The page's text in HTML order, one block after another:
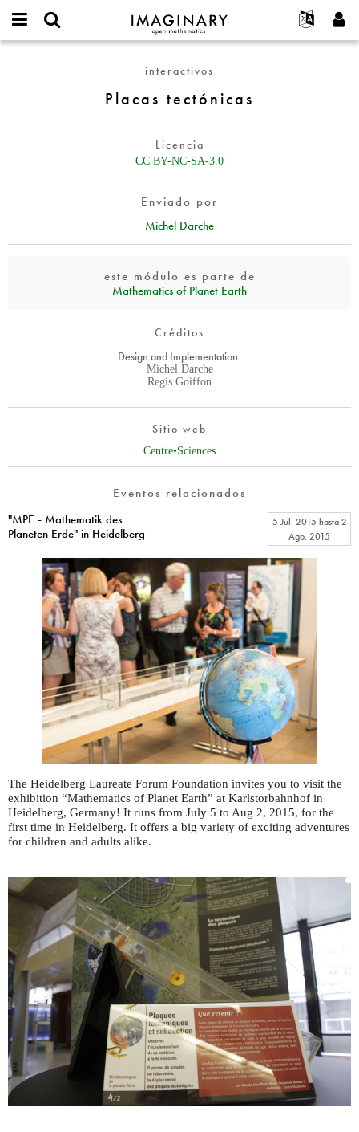
IMAGINARY
open
Français
Deutsch
Español
Türkçe
Programas
Galerías
Películas
Textos
Exposiciones
Más...
Proyectos
Participar
Crear nueva cuenta
Solicitar una nueva contraseña
interactivos
Placas tectónicas
Licencia
CC BY-NC-SA-3.0
Enviado por
Michel Darche
este módulo es parte de
Mathematics of Planet Earth
Créditos
Design and Implementation
Michel Darche
Regis Goiffon
Sitio web
Centre•Sciences
Eventos relacionados
"MPE - Mathematik des
Planeten Erde" in Heidelberg
5 Jul. 2015 hasta2
Ago. 2015
The Heidelberg Laureate Forum Foundation invites you to visit the
exhibition “Mathematics of Planet Earth” at Karlstorbahnhof in
Heidelberg, Germany! It runs from July 5 to Aug 2, 2015, for the
first time in Heidelberg. It offers a big variety of exciting adventures
for children and adults alike.